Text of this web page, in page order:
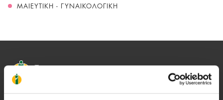
ΜΑΙΕΥΤΙΚΉ - ΓΥΝΑΙΚΟΛΟΓΙΚΉ